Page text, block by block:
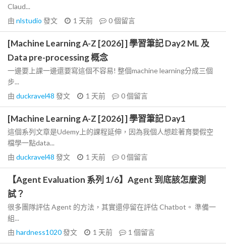
Claud...
由 nlstudio 發文 1 天前 0個留言
[Machine Learning A-Z [2026] ] 學習筆記 Day2 ML 及
Data pre-processing 概念
一邊要上課一邊還要寫這個不容易! 整個machine learning分成三個
步...
由 duckravel48 發文 1 天前 0個留言
[Machine Learning A-Z [2026] ] 學習筆記 Day1
這個系列文章是Udemy上的課程延伸，因為我個人想趁著育嬰假空
檔學一點data...
由 duckravel48 發文 1 天前 0個留言
【Agent Evaluation 系列 1/6】Agent 到底該怎麼測
試？
很多團隊評估 Agent 的方法，其實還停留在評估 Chatbot。 準備一
組...
由 hardness1020發文 1 天前 1 個留言